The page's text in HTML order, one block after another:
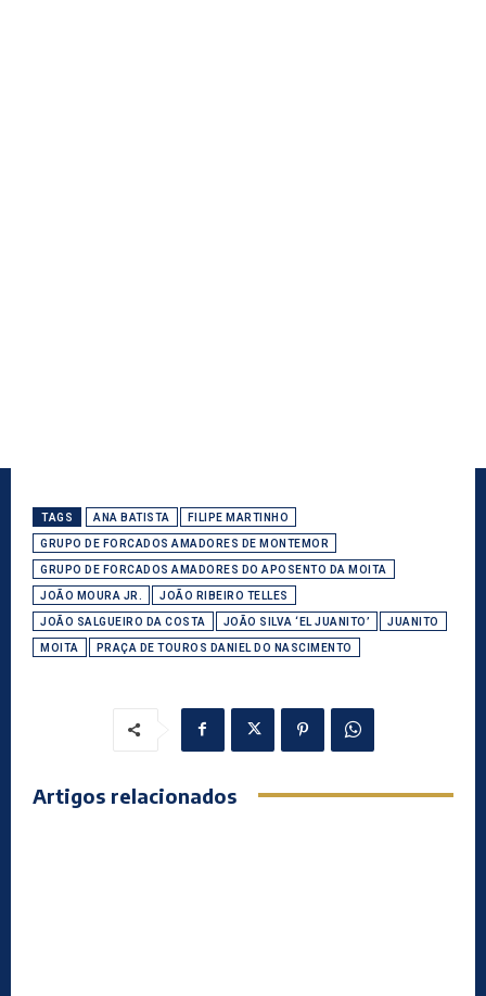
TAGS ANA BATISTA FILIPE MARTINHO
GRUPO DE FORCADOS AMADORES DE MONTEMOR
GRUPO DE FORCADOS AMADORES DO APOSENTO DA MOITA
JOÃO MOURA JR. JOÃO RIBEIRO TELLES
JOÃO SALGUEIRO DA COSTA JOÃO SILVA ‘EL JUANITO’ JUANITO
MOITA PRAÇA DE TOUROS DANIEL DO NASCIMENTO
Artigos relacionados